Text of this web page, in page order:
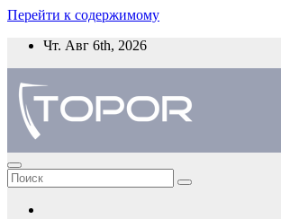
Перейти к содержимому
Чт. Авг 6th, 2026